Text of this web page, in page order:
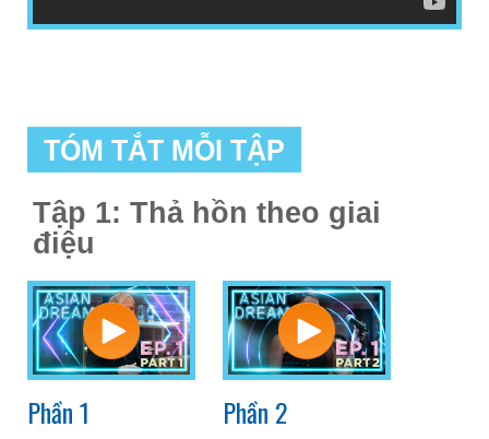
TÓM TẮT MỖI TẬP
Tập 1: Thả hồn theo giai
điệu
Phần 1 Phần 2